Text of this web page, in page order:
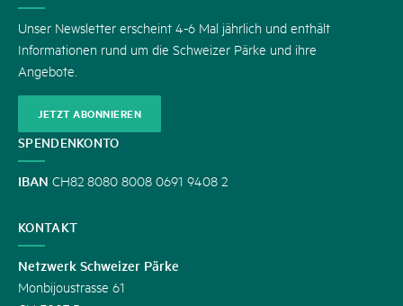
Unser Newsletter erscheint 4-6 Mal jährlich und enthält
Informationen rund um die Schweizer Pärke und ihre
Angebote.
JETZT ABONNIEREN
SPENDENKONTO
IBAN CH82 8080 8008 0691 9408 2
KONTAKT
Netzwerk Schweizer Pärke
Monbijoustrasse 61